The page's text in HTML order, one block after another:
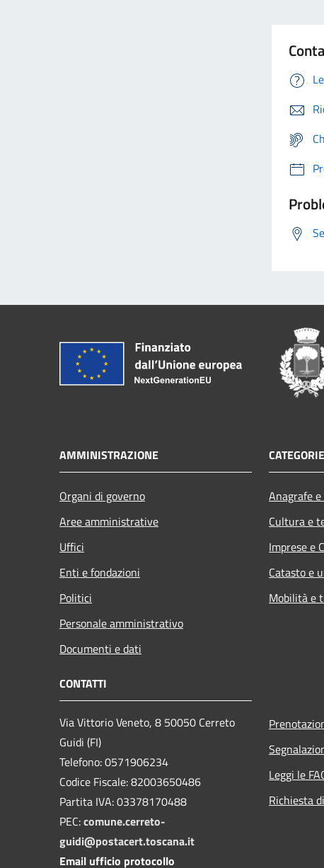
AMMINISTRAZIONE
Organi di governo
Aree amministrative
Uffici
Enti e fondazioni
Politici
Personale amministrativo
Documenti e dati
Anagrafe
Cultura e
Imprese e
Catasto e
Mobilità e
CONTATTI
Via Vittorio Veneto, 8 50050 Cerreto
Guidi (FI)
Telefono: 0571906234
Codice Fiscale: 82003650486
Partita IVA: 03378170488
PEC:comune.cerreto-
guidi@postacert.toscana.it
Email ufficio protocollo
Leggi le
Richiesta